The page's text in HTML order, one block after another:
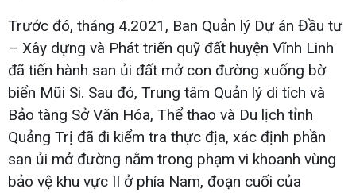
Trước đó, tháng 4.2021, Ban Quản lý Dự án Đầu tư
– Xây dựng và Phát triển quỹ đất huyện Vĩnh Linh
đã tiến hành san ủi đất mở con đường xuống bờ
biển Mũi Si. Sau đó, Trung tâm Quản lý di tích và
Bảo tàng Sở Văn Hóa, Thể thao và Du lịch tỉnh
Quảng Trị đã đi kiểm tra thực địa, xác định phần
san ủi mở đường nằm trong phạm vi khoanh vùng
bảo vệ khu vực II ở phía Nam, đoạn cuối của